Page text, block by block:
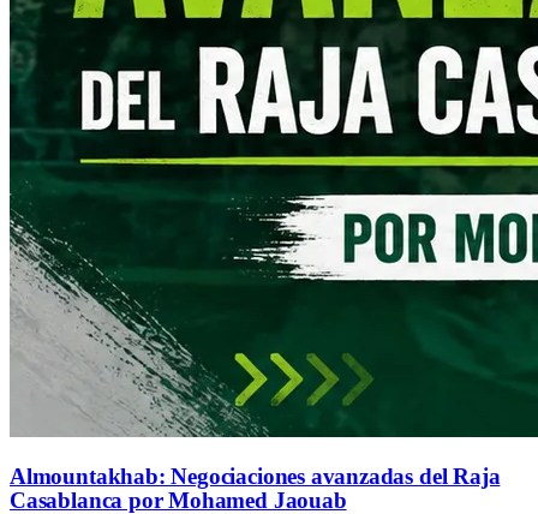
Almountakhab: Negociaciones avanzadas del Raja
Casablanca por Mohamed Jaouab